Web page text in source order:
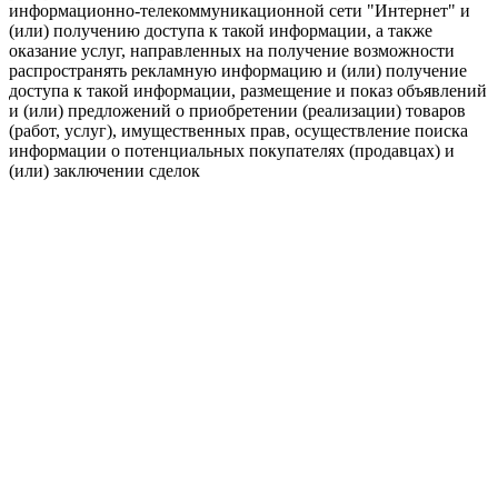
информационно-телекоммуникационной сети "Интернет" и
(или) получению доступа к такой информации, а также
оказание услуг, направленных на получение возможности
распространять рекламную информацию и (или) получение
доступа к такой информации, размещение и показ объявлений
и (или) предложений о приобретении (реализации) товаров
(работ, услуг), имущественных прав, осуществление поиска
информации о потенциальных покупателях (продавцах) и
(или) заключении сделок